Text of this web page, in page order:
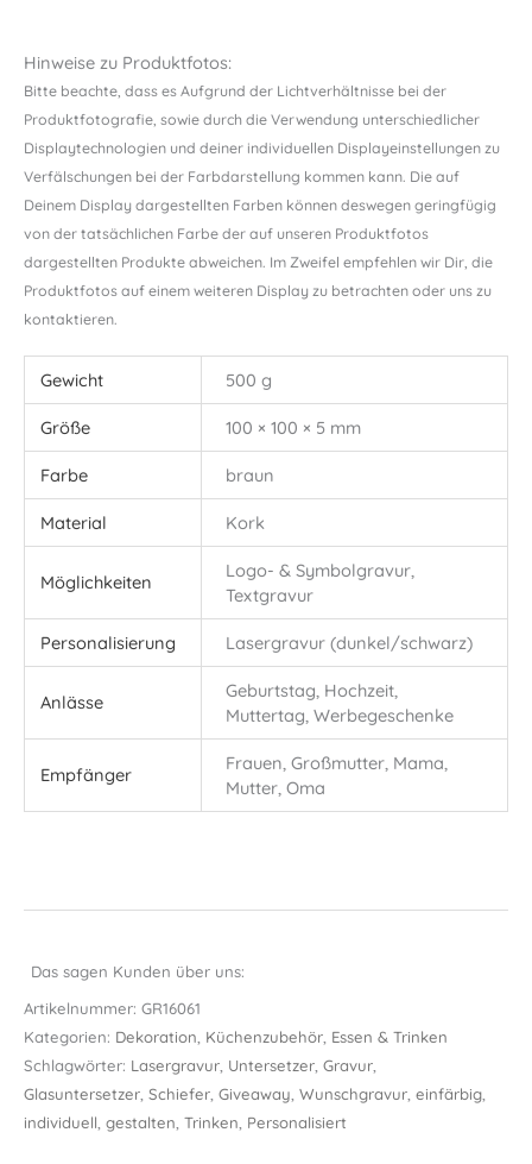
Hinweise zu Produktfotos:
Bitte beachte, dass es Aufgrund der Lichtverhältnisse bei der
Produktfotografie, sowie durch die Verwendung unterschiedlicher
Displaytechnologien und deiner individuellen Displayeinstellungen zu
Verfälschungen bei der Farbdarstellung kommen kann. Die auf
Deinem Display dargestellten Farben können deswegen geringfügig
von der tatsächlichen Farbe der auf unseren Produktfotos
dargestellten Produkte abweichen. Im Zweifel empfehlen wir Dir, die
Produktfotos auf einem weiteren Display zu betrachten oder uns zu
kontaktieren.
Gewicht 500 g
Größe 100 × 100 × 5 mm
Farbe braun
Material Kork
Möglichkeiten
Logo- & Symbolgravur,
Textgravur
Personalisierung Lasergravur (dunkel/schwarz)
Anlässe
Geburtstag, Hochzeit,
Muttertag, Werbegeschenke
Empfänger
Frauen, Großmutter, Mama,
Mutter, Oma
Das sagen Kunden über uns:
Artikelnummer: GR16061
Kategorien: Dekoration Küchenzubehör Essen & Trinken
Schlagwörter: Lasergravur Untersetzer Gravur
Glasuntersetzer Schiefer Giveaway Wunschgravur einfärbig
individuell gestalten Trinken Personalisiert